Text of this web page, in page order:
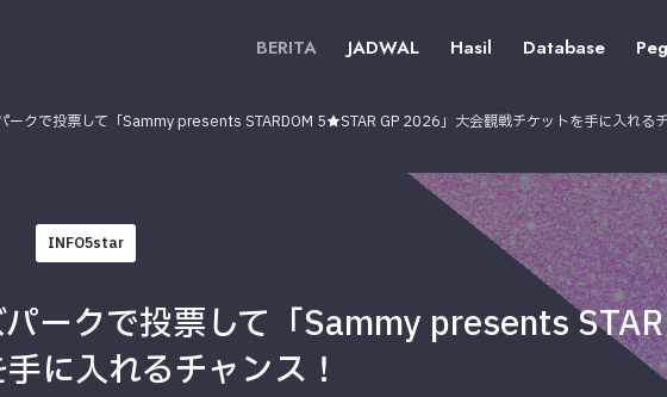
BERITA JADWAL Hasil Database
ークで投票して「Sammy presents STARDOM 5★STAR GP 2026」大会観戦チケットを手に入れる
INFO5star
パークで投票して「Sammy presents
に入れるチャンス！